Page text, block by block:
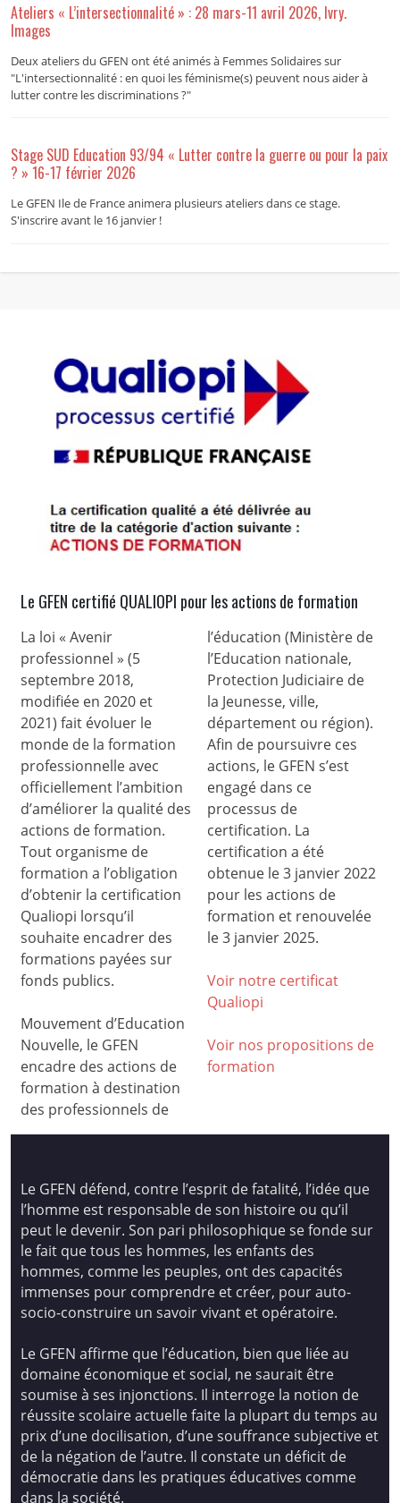
Ateliers « L’intersectionnalité » : 28 mars-11 avril 2026, Ivry.
Images
Deux ateliers du GFEN ont été animés à Femmes Solidaires sur
"L'intersectionnalité : en quoi les féminisme(s) peuvent nous aider à
lutter contre les discriminations ?"
Stage SUD Education 93/94 « Lutter contre la guerre ou pour la paix
? » 16-17 février 2026
Le GFEN Ile de France animera plusieurs ateliers dans ce stage.
S'inscrire avant le 16 janvier !
Le GFEN certifié QUALIOPI pour les actions de formation
La loi « Avenir
professionnel » (5
septembre 2018,
modifiée en 2020 et
2021) fait évoluer le
monde de la formation
professionnelle avec
officiellement l’ambition
d’améliorer la qualité des
actions de formation.
Tout organisme de
formation a l’obligation
d’obtenir la certification
Qualiopi lorsqu’il
souhaite encadrer des
formations payées sur
fonds publics.
Mouvement d’Education
Nouvelle, le GFEN
encadre des actions de
formation à destination
des professionnels de
l’éducation (Ministère de
l’Education nationale,
Protection Judiciaire de
la Jeunesse, ville,
département ou région).
Afin de poursuivre ces
actions, le GFEN s’est
engagé dans ce
processus de
certification. La
certification a été
obtenue le 3 janvier 2022
pour les actions de
formation et renouvelée
le 3 janvier 2025.
Voir notre certificat
Qualiopi
Voir nos propositions de
formation
Le GFEN défend, contre l’esprit de fatalité, l’idée que
l’homme est responsable de son histoire ou qu’il
peut le devenir. Son pari philosophique se fonde sur
le fait que tous les hommes, les enfants des
hommes, comme les peuples, ont des capacités
immenses pour comprendre et créer, pour auto-
socio-construire un savoir vivant et opératoire.
Le GFEN affirme que l’éducation, bien que liée au
domaine économique et social, ne saurait être
soumise à ses injonctions. Il interroge la notion de
réussite scolaire actuelle faite la plupart du temps au
prix d’une docilisation, d’une souffrance subjective et
de la négation de l’autre. Il constate un déficit de
démocratie dans les pratiques éducatives comme
dans la société.